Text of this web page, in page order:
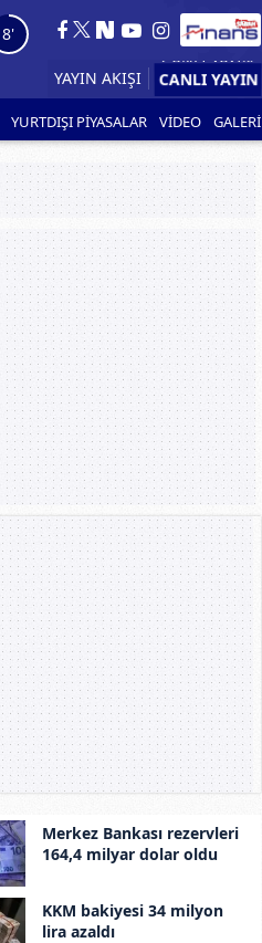
7'
YAYIN AKIŞI
YURTDIŞI PİYASALAR VİDEO GALERİ
Merkez Bankası rezervleri
164,4 milyar dolar oldu
KKM bakiyesi 34 milyon
lira azaldı